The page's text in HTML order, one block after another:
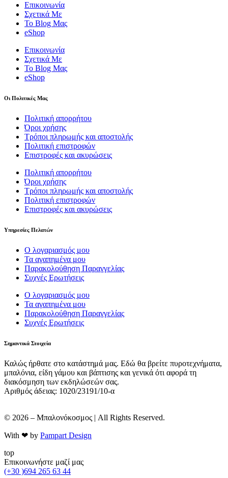
Επικοινωνία
Σχετικά Με
Το Blog Μας
eShop
Επικοινωνία
Σχετικά Με
Το Blog Μας
eShop
Οι Πολιτικές Μας
Πολιτική απορρήτου
Όροι χρήσης
Τρόποι πληρωμής και αποστολής
Πολιτική επιστροφών
Επιστροφές και ακυρώσεις
Πολιτική απορρήτου
Όροι χρήσης
Τρόποι πληρωμής και αποστολής
Πολιτική επιστροφών
Επιστροφές και ακυρώσεις
Υπηρεσίες Πελατών
Ο λογαριασμός μου
Τα αγαπημένα μου
Παρακολούθηση Παραγγελίας
Συχνές Ερωτήσεις
Ο λογαριασμός μου
Τα αγαπημένα μου
Παρακολούθηση Παραγγελίας
Συχνές Ερωτήσεις
Σημαντικά Στοιχεία
Καλώς ήρθατε στο κατάστημά μας. Εδώ θα βρείτε πυροτεχνήματα,
μπαλόνια, είδη γάμου και βάπτισης και γενικά ότι αφορά τη
διακόσμηση των εκδηλώσεών σας.
Αριθμός άδειας: 1020/23191/10-α
© 2026 – Μπαλονόκοσμος | All Rights Reserved.
With ❤ by Pampart Design
top
Επικοινωνήστε μαζί μας
(+30 )694 265 63 44